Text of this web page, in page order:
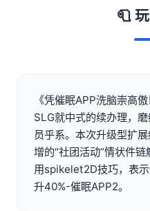
🧻
《凭催眠APP洗脑崇高
SLG就中式的续办理，
员乎系。本次升级型扩
增的“社团活动”情状件
用spikelet2D技巧，表
升40%-催眠APP2。